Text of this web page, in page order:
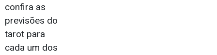
confira as
previsões do
tarot para
cada um dos